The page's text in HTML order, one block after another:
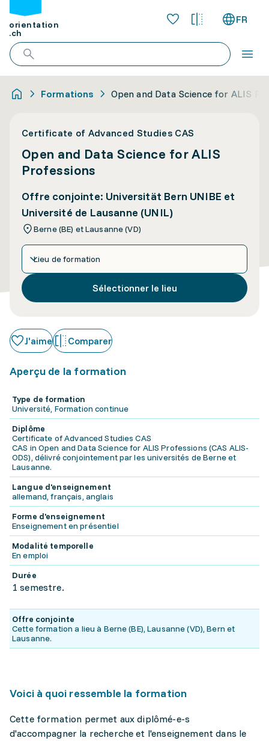
orientation
.ch
FR
Formations Open and Data Science for ALIS
Certificate of Advanced Studies CAS
Open and Data Science for ALIS
Professions
Offre conjointe: Universität Bern UNIBE et
Université de Lausanne (UNIL)
Berne (BE) et Lausanne (VD)
Lieu de formation
Sélectionner le lieu
J'aime Comparer
Aperçu de la formation
Type de formation
Université, Formation continue
Diplôme
Certificate of Advanced Studies CAS
CAS in Open and Data Science for ALIS Professions (CAS ALIS-
ODS), délivré conjointement par les universités de Berne et
Lausanne.
Langue d'enseignement
allemand, français, anglais
Forme d'enseignement
Enseignement en présentiel
Modalité temporelle
En emploi
Durée
1 semestre.
Offre conjointe
Cette formation a lieu à Berne (BE), Lausanne (VD), Bern et
Lausanne.
Voici à quoi ressemble la formation
Cette formation permet aux diplômé-e-s
d'accompagner la recherche et l'enseignement dans le